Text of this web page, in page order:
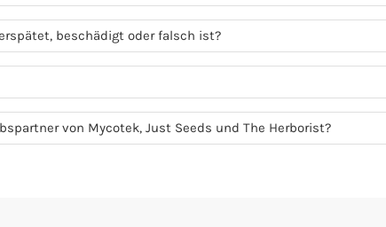
beschädigt oder falsch ist?
von Mycotek, Just Seeds und The Herborist?